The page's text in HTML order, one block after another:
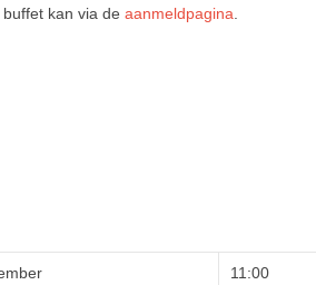
kan via de aanmeldpagina
11:00